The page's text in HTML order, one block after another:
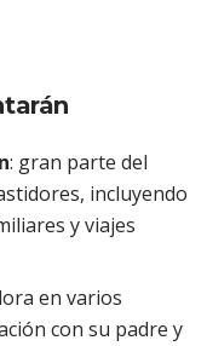
: gran parte del
incluyendo
y viajes
en varios
con su padre y